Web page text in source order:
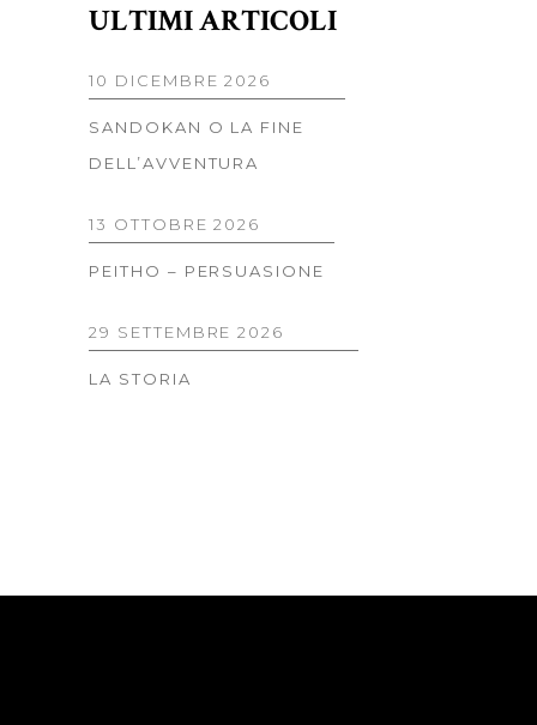
ULTIMI ARTICOLI
10 DICEMBRE 2026
SANDOKAN O LA FINE
DELL’AVVENTURA
13 OTTOBRE 2026
PEITHO – PERSUASIONE
29 SETTEMBRE 2026
LA STORIA